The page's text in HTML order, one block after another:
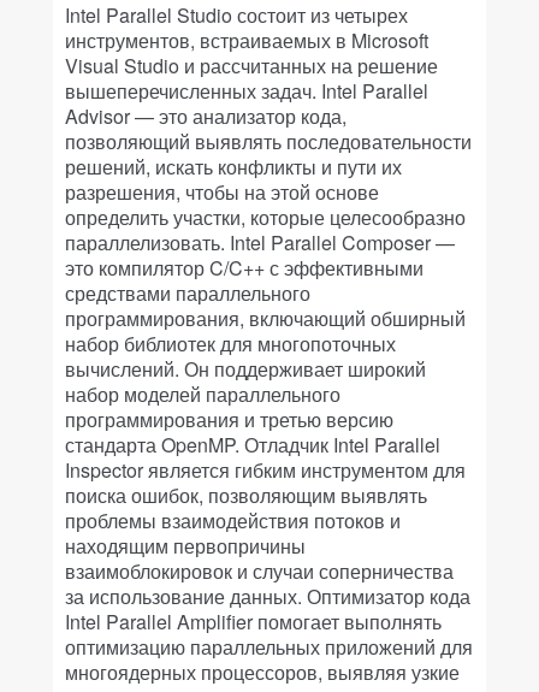
Intel Parallel Studio состоит из четырех
инструментов, встраиваемых в Microsoft
Visual Studio и рассчитанных на решение
вышеперечисленных задач. Intel Parallel
Advisor — это анализатор кода,
позволяющий выявлять последовательности
решений, искать конфликты и пути их
разрешения, чтобы на этой основе
определить участки, которые целесообразно
параллелизовать. Intel Parallel Composer —
это компилятор C/C++ с эффективными
средствами параллельного
программирования, включающий обширный
набор библиотек для многопоточных
вычислений. Он поддерживает широкий
набор моделей параллельного
программирования и третью версию
стандарта OpenMP. Отладчик Intel Parallel
Inspector является гибким инструментом для
поиска ошибок, позволяющим выявлять
проблемы взаимодействия потоков и
находящим первопричины
взаимоблокировок и случаи соперничества
за использование данных. Оптимизатор кода
Intel Parallel Amplifier помогает выполнять
оптимизацию параллельных приложений для
многоядерных процессоров, выявляя узкие